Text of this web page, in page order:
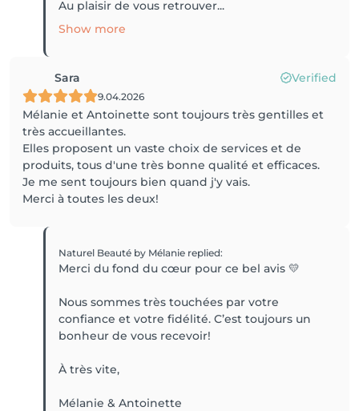
Au plaisir de vous retrouver...
Show more
Sara Verified
9.04.2026
Mélanie et Antoinette sont toujours très gentilles et
très accueillantes.
Elles proposent un vaste choix de services et de
produits, tous d'une très bonne qualité et efficaces.
Je me sent toujours bien quand j'y vais.
Merci à toutes les deux!
Naturel Beauté by Mélanie replied:
Merci du fond du cœur pour ce bel avis 💛
Nous sommes très touchées par votre
confiance et votre fidélité. C’est toujours un
bonheur de vous recevoir!
À très vite,
Mélanie & Antoinette